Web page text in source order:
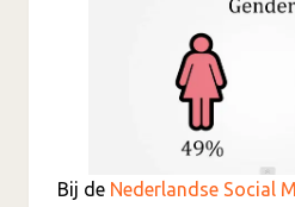
Bij de Nederlandse Social